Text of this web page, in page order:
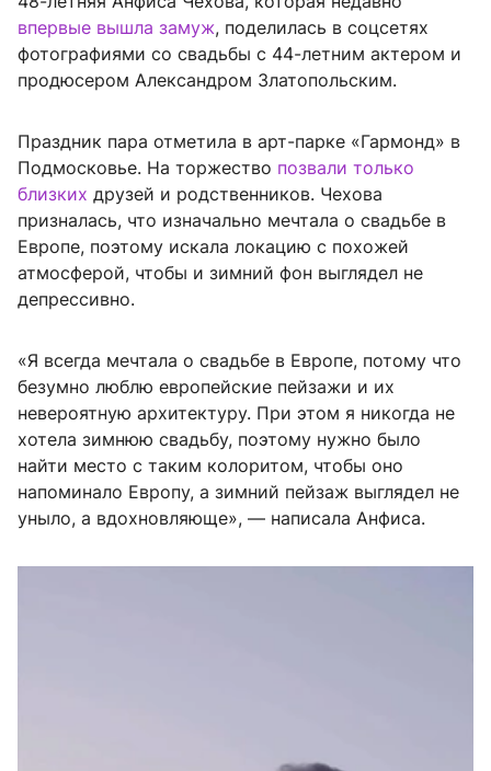
впервые вышла замуж, поделилась в соцсетях
фотографиями со свадьбы с 44-летним актером и
продюсером Александром Златопольским.
Праздник пара отметила в арт-парке «Гармонд» в
Подмосковье. На торжество позвали только
близких друзей и родственников. Чехова
призналась, что изначально мечтала о свадьбе в
Европе, поэтому искала локацию с похожей
атмосферой, чтобы и зимний фон выглядел не
депрессивно.
«Я всегда мечтала о свадьбе в Европе, потому что
безумно люблю европейские пейзажи и их
невероятную архитектуру. При этом я никогда не
хотела зимнюю свадьбу, поэтому нужно было
найти место с таким колоритом, чтобы оно
напоминало Европу, а зимний пейзаж выглядел не
уныло, а вдохновляюще», — написала Анфиса.